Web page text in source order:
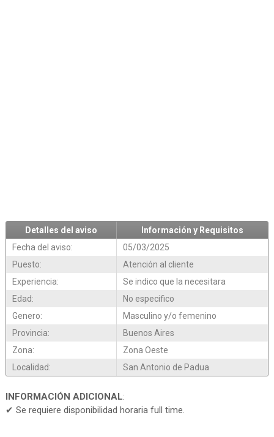
Detalles del aviso
Información y Requisitos
Fecha del aviso:
05/03/2025
Puesto:
Atención al cliente
Experiencia:
Se indico que la necesitara
Edad:
No especifico
Genero:
Masculino y/o femenino
Provincia:
Buenos Aires
Zona:
Zona Oeste
Localidad:
San Antonio de Padua
INFORMACIÓN ADICIONAL:
✔ Se requiere disponibilidad horaria full time.